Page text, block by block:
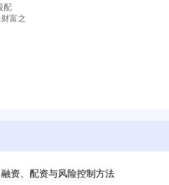
配
富之
资、配资与风险控制方法